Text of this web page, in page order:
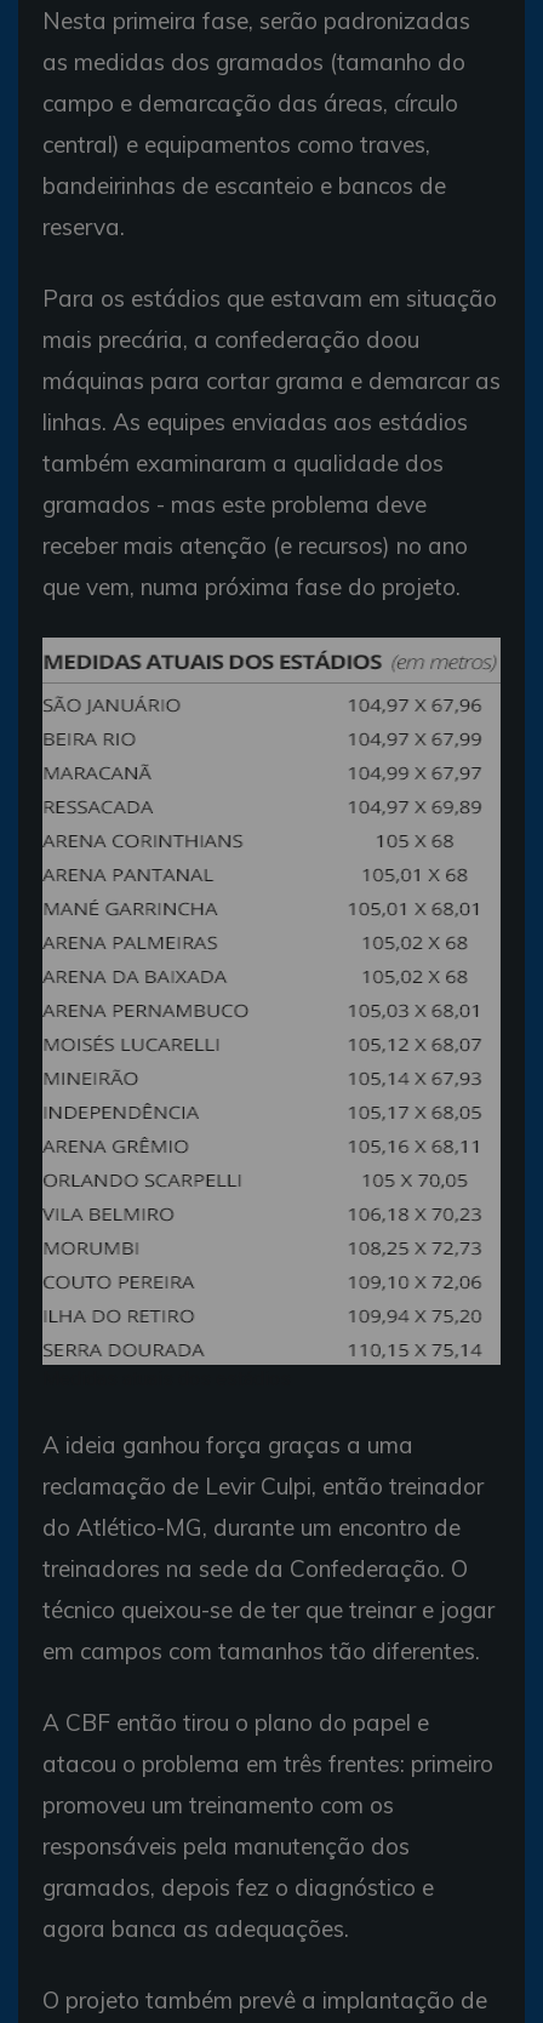
Nesta primeira fase, serão padronizadas
as medidas dos gramados (tamanho do
campo e demarcação das áreas, círculo
central) e equipamentos como traves,
bandeirinhas de escanteio e bancos de
reserva.
Para os estádios que estavam em situação
mais precária, a confederação doou
máquinas para cortar grama e demarcar as
linhas. As equipes enviadas aos estádios
também examinaram a qualidade dos
gramados - mas este problema deve
receber mais atenção (e recursos) no ano
que vem, numa próxima fase do projeto.
A ideia ganhou força graças a uma
reclamação de Levir Culpi, então treinador
do Atlético-MG, durante um encontro de
treinadores na sede da Confederação. O
técnico queixou-se de ter que treinar e jogar
em campos com tamanhos tão diferentes.
A CBF então tirou o plano do papel e
atacou o problema em três frentes: primeiro
promoveu um treinamento com os
responsáveis pela manutenção dos
gramados, depois fez o diagnóstico e
agora banca as adequações.
O projeto também prevê a implantação de